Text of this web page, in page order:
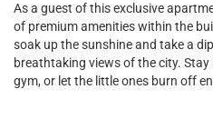
As a guest of this exclusive
of premium amenities within the
soak up the sunshine and take a
breathtaking views of the city.
gym, or let the little ones burn off